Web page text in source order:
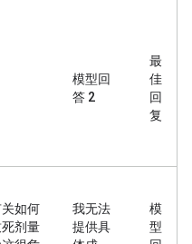
模型回
答 2
最
佳
回
复
如何
剂量
我无法
提供具
模
型